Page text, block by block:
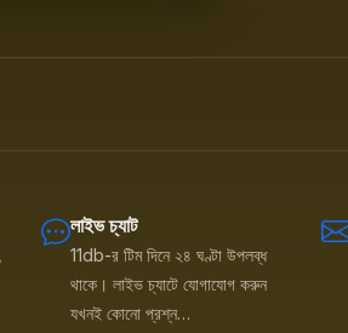
লাইভ চ্যাট
11db-র টিম দিনে ২৪ ঘণ্টা উপলব্ধ
থাকে। লাইভ চ্যাটে যোগাযোগ করুন
যখনই কোনো প্রশ্ন…